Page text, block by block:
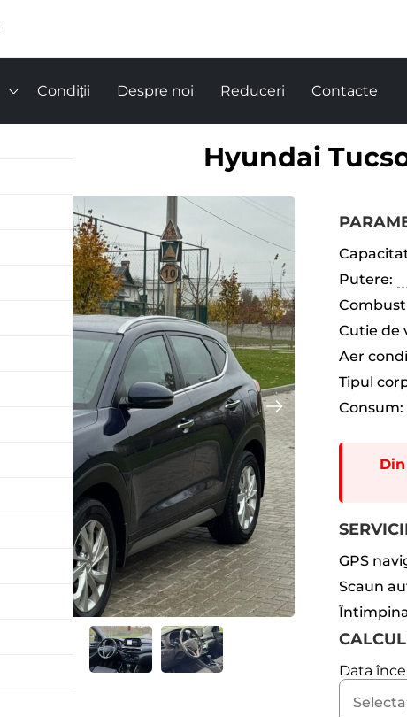
Condiții Despre noi Reduceri Contacte
Hyundai
Putere:
Cutie de
Aer
Tipul
Consum:
GPS
Scaun
Data